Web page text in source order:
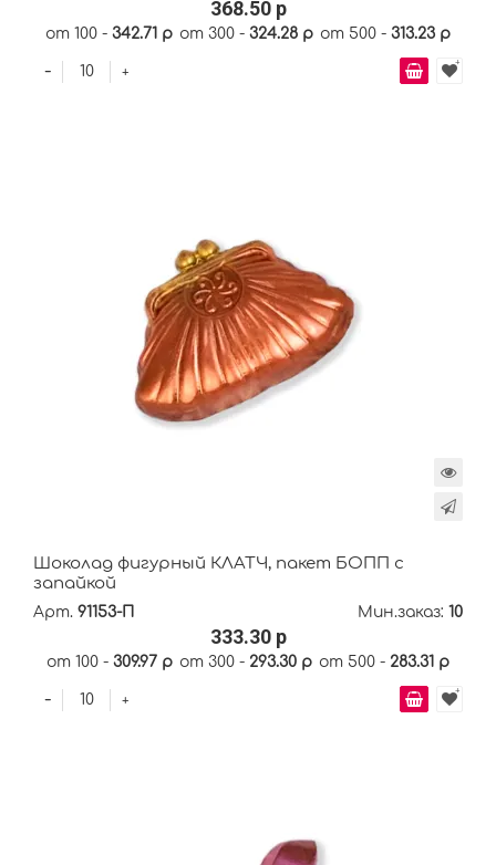
368.50 р
от 100 - 342.71 р от 300 - 324.28 р от 500 - 313.23 р
+
-
Шоколад фигурный КЛАТЧ, пакет БОПП с
запайкой
Арт. 91153-П Мин.заказ: 10
333.30 р
от 100 - 309.97 р от 300 - 293.30 р от 500 - 283.31 р
+
-